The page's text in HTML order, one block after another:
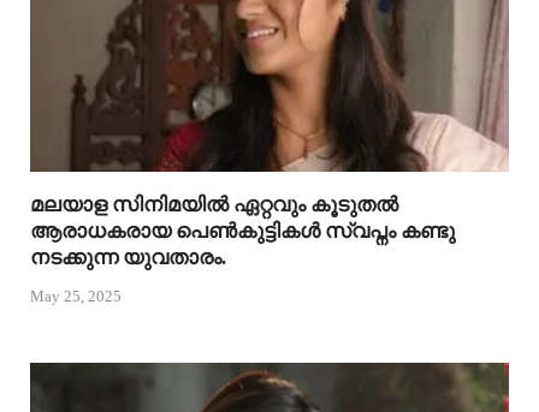
മലയാള സിനിമയിൽ ഏറ്റവും കൂടുതൽ
ആരാധകരായ പെൺകുട്ടികൾ സ്വപ്നം കണ്ടു
നടക്കുന്ന യുവതാരം.
May 25, 2025